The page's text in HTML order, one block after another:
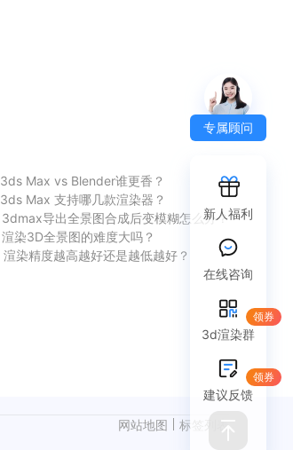
3ds Max vs Blender谁更香？
3ds Max 支持哪几款渲染器？
3dmax导出全景图合成后变模糊怎么办？
渲染3D全景图的难度大吗？
渲染精度越高越好还是越低越好？
网站地图 标签列表
专属顾问
新人福利
在线咨询
3d渲染群
领券
建议反馈
领券